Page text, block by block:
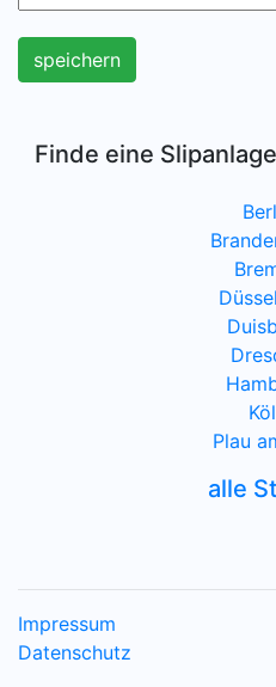
speichern
Finde eine
Plau
alle
Impressum
Datenschutz